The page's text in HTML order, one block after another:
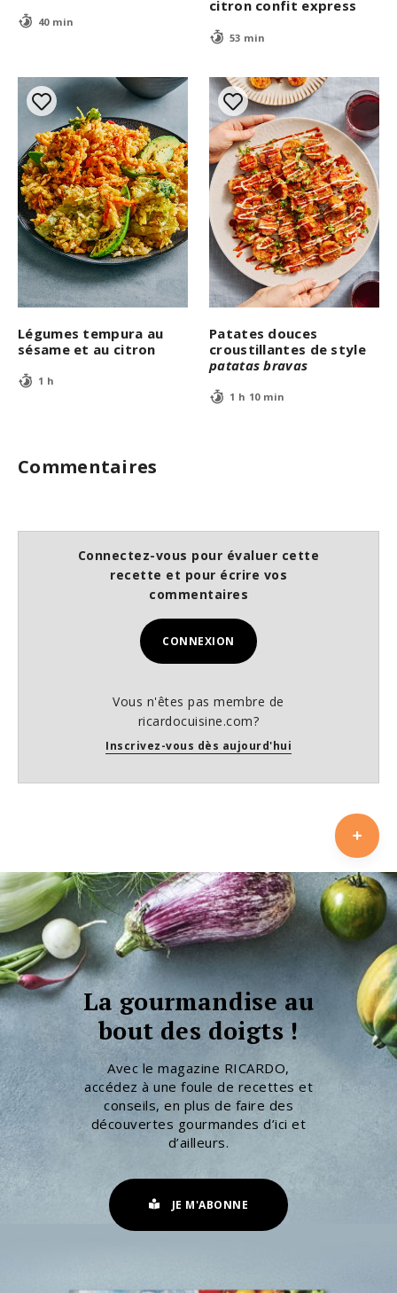
40 min
citron confit express
53 min
Légumes tempura au
sésame et au citron
1 h
Patates douces
croustillantes de style
patatas bravas
1 h 10 min
Commentaires
Connectez-vous pour évaluer cette
recette et pour écrire vos
commentaires
CONNEXION
Vous n'êtes pas membre de
ricardocuisine.com?
Inscrivez-vous dès aujourd'hui
La gourmandise au
bout des doigts !
Avec le magazine RICARDO,
accédez à une foule de recettes et
conseils, en plus de faire des
découvertes gourmandes d’ici et
d’ailleurs.
JE M'ABONNE